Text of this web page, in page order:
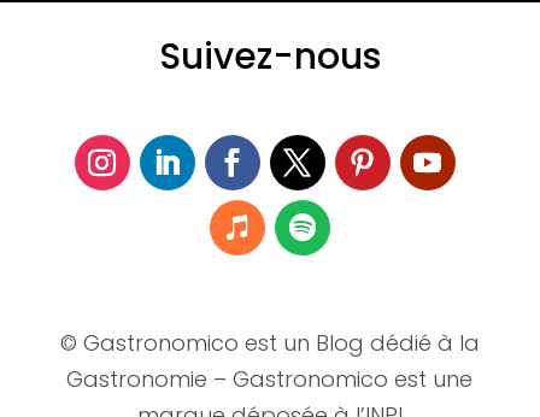
Suivez-nous
© Gastronomico est un Blog dédié à la
Gastronomie – Gastronomico est une